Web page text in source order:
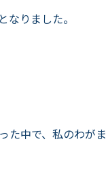
りました。
た中で、私のわがま